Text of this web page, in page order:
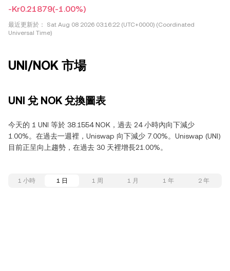
-Kr0.21879(-1.00%)
最近更新於：
Sat Aug 08 2026 03:16:22 (UTC+0000) (Coordinated
Universal Time)
UNI/NOK 市場
UNI 兌 NOK 兌換圖表
今天的 1 UNI 等於 38.1554 NOK，過去 24 小時內向下減少
1.00%。在過去一週裡，Uniswap 向下減少 7.00%。Uniswap (UNI)
目前正呈向上趨勢，在過去 30 天裡增長21.00%。
1 小時 1 日 1 周 1 月 1 年 2 年